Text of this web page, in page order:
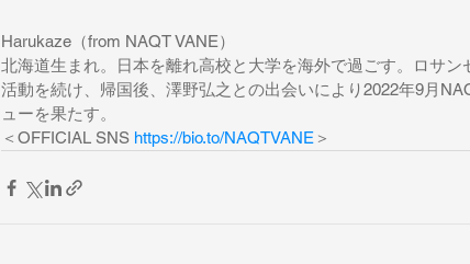
Harukaze（from NAQT VANE）
北海道生まれ。日本を離れ高校と大学を海外で過ごす。ロサ
活動を続け、帰国後、澤野弘之との出会いにより2022年9月
ューを果たす。
＜OFFICIAL SNS https://bio.to/NAQTVANE ＞